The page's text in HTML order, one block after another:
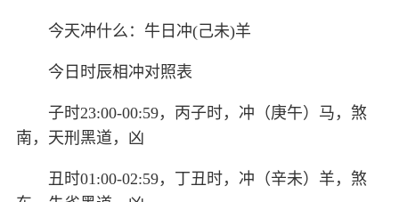
今天冲什么：牛日冲(己未)羊
今日时辰相冲对照表
子时23:00-00:59，丙子时，冲（庚午）马，煞
南，天刑黑道，凶
丑时01:00-02:59，丁丑时，冲（辛未）羊，煞